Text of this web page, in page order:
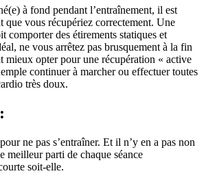
à fond pendant l’entraînement, il est
que vous récupériez correctement. Une
comporter des étirements statiques et
ne vous arrêtez pas brusquement à la fin
mieux opter pour une récupération « active
continuer à marcher ou effectuer toutes
très doux.
ne pas s’entraîner. Et il n’y en a pas non
meilleur parti de chaque séance
soit-elle.